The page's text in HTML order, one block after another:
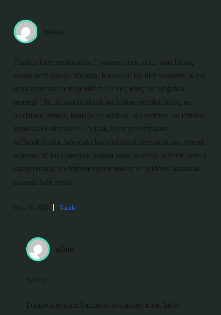
Işıktaş
Fındığa kireç neden atılır ? yazısına giriş akıcı, ama birkaç
nokta biraz tekrara düşmüş. Kısaca ek bir fikir sunayım: Kireç
suya batırılırsa sertleşebilir mi? Evet, kireç su aldığında
sertleşir . Su ile söndürülerek toz haline getirilen kireç, su
içerisinde erimez, katılaşır ve sertleşir. Bu nedenle, su içindeki
yapılarda kullanılabilir. Ancak, kireç yalnız başına
kullanıldığında, havadaki karbondioksit ile reaksiyona girerek
sertleşse de bu reaksiyon yapıya zarar verebilir. Kirecin kumla
karıştırılması, bu deformasyonu miktar ve şiddetini azaltarak
zararsız hale getirir.
Ocak 30, 2026 Yanıtla
admin
Işıktaş!
Düşüncelerinizin bazılarını paylaşmıyorum, fakat